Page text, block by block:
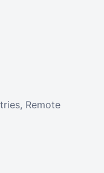
Remote